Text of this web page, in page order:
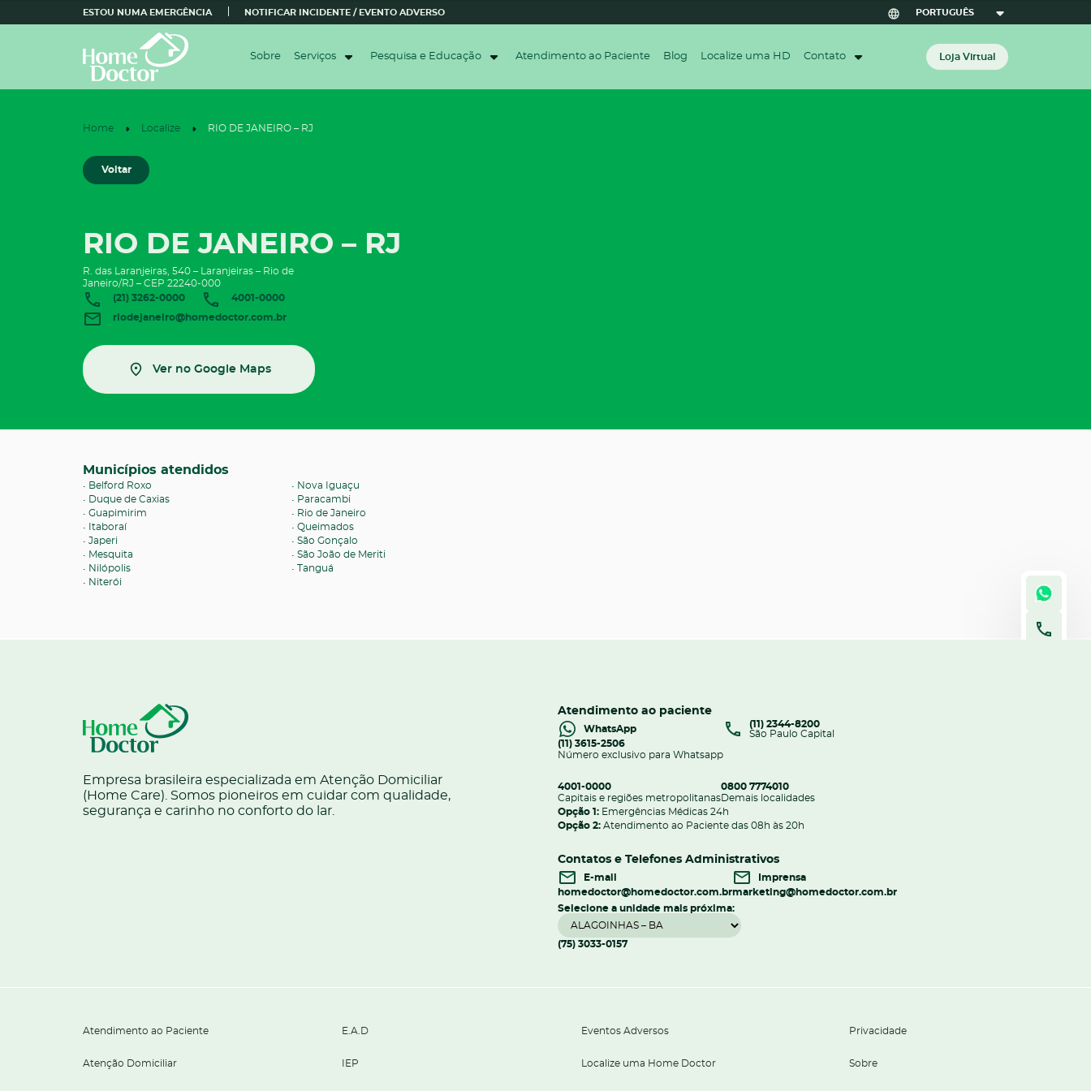
ESTOU NUMA EMERGÊNCIA NOTIFICAR INCIDENTE / EVENTO ADVERSO
Sobre Serviços Pesquisa e Educação Atendimento ao Paciente Blog Localize uma HD Contato Loja Virtual
Home Localize RIO DE JANEIRO – RJ
Voltar
RIO DE JANEIRO – RJ
R. das Laranjeiras, 540 – Laranjeiras – Rio de
Janeiro/RJ – CEP 22240-000
(21) 3262-0000
4001-0000
riodejaneiro@homedoctor.com.br
Ver no Google Maps
Municípios atendidos
Belford Roxo
Duque de Caxias
Guapimirim
Itaboraí
Japeri
Mesquita
Nilópolis
Niterói
Nova Iguaçu
Paracambi
Rio de Janeiro
Queimados
São Gonçalo
São João de Meriti
Tanguá
Empresa brasileira especializada em Atenção Domiciliar
(Home Care). Somos pioneiros em cuidar com qualidade,
segurança e carinho no conforto do lar.
Atendimento ao paciente
WhatsApp
(11) 3615-2506
Número exclusivo para Whatsapp
(11) 2344-8200
São Paulo Capital
4001-0000
Capitais e regiões metropolitanas
0800 7774010
Demais localidades
Opção 1: Emergências Médicas 24h
Opção 2: Atendimento ao Paciente das 08h às 20h
Contatos e Telefones Administrativos
E-mail
homedoctor@homedoctor.com.br
Imprensa
marketing@homedoctor.com.br
Selecione a unidade mais próxima:
(75) 3033-0157
Atendimento ao Paciente
Atenção Domiciliar
E.A.D
IEP
Eventos Adversos
Localize uma Home Doctor
Privacidade
Sobre